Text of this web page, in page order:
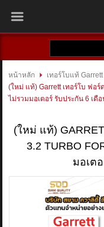
สินค้าที่สน
สินค้า
แบรนด์
บัญชีผู้ใช้
หน้าหลัก
เทอร์โบแท้
(ใหม่ แท้) Garrett เทอร์โบ ฟอร์
ไม่รวมมอเตอร์ รับประกัน 6 เดื
(ใหม่ แท้)
3.2 TURBO
มอเต